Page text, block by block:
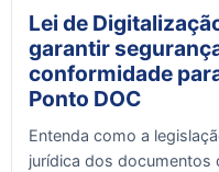
Lei de
garantir
conformidade
Ponto DOC
Entenda como a
jurídica dos